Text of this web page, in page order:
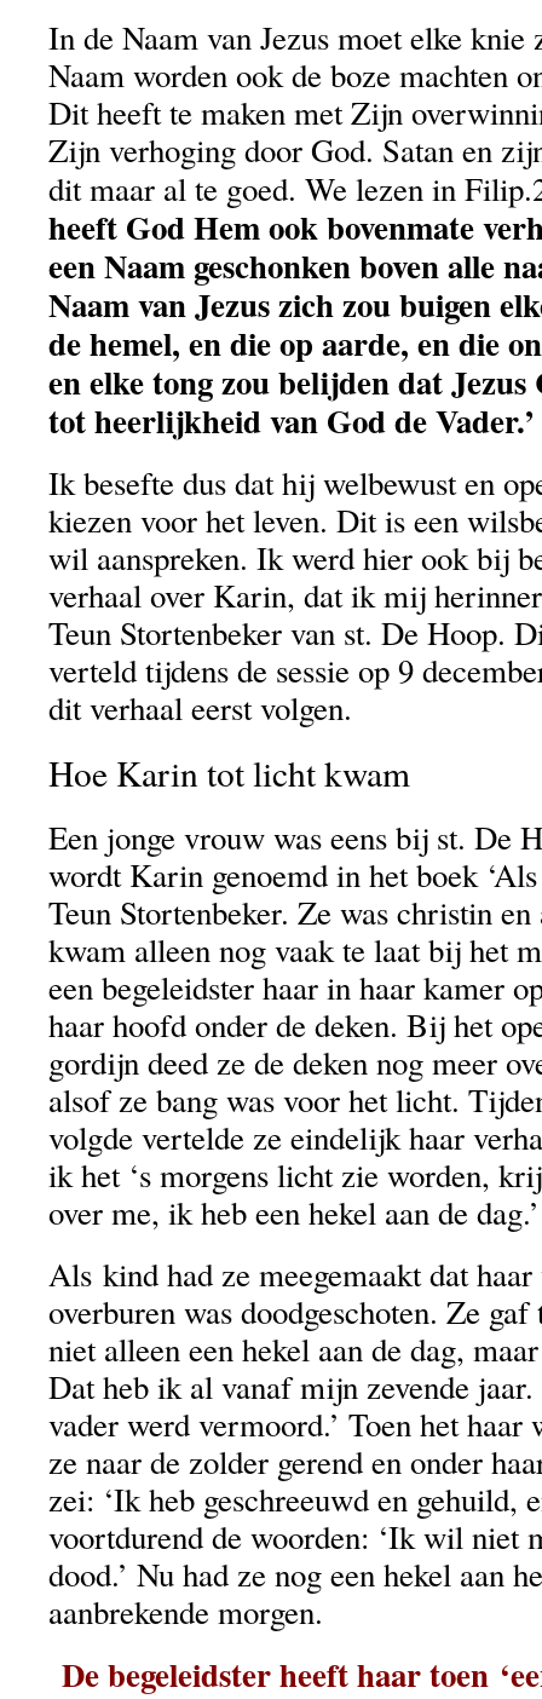
In de Naam van Jezus moet elke
Naam worden ook de boze machten
Dit heeft te maken met Zijn
Zijn verhoging door God. Satan en
dit maar al te goed. We lezen in
heeft God Hem ook bovenmate
een Naam geschonken boven alle
Naam van Jezus zich zou buigen
de hemel, en die op aarde, en die
en elke tong zou belijden dat
tot heerlijkheid van God de Vader.’
Ik besefte dus dat hij welbewust en
kiezen voor het leven. Dit is een
wil aanspreken. Ik werd hier ook bij
verhaal over Karin, dat ik mij
Teun Stortenbeker van st. De Hoop.
verteld tijdens de sessie op 9
dit verhaal eerst volgen.
Hoe Karin tot licht kwam
Een jonge vrouw was eens bij st. De
wordt Karin genoemd in het boek
Teun Stortenbeker. Ze was christin
kwam alleen nog vaak te laat bij het
een begeleidster haar in haar kamer
haar hoofd onder de deken. Bij het
gordijn deed ze de deken nog meer
alsof ze bang was voor het licht.
volgde vertelde ze eindelijk haar
ik het ‘s morgens licht zie worden,
over me, ik heb een hekel aan de dag.’
Als kind had ze meegemaakt dat
overburen was doodgeschoten. Ze
niet alleen een hekel aan de dag,
Dat heb ik al vanaf mijn zevende
vader werd vermoord.’ Toen het haar
ze naar de zolder gerend en onder
zei: ‘Ik heb geschreeuwd en gehuild,
voortdurend de woorden: ‘Ik wil niet
dood.’ Nu had ze nog een hekel aan
aanbrekende morgen.
De begeleidster heeft haar toen